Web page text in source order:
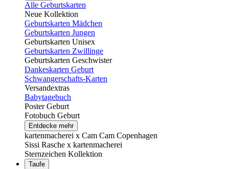
Alle Geburtskarten
Neue Kollektion
Geburtskarten Mädchen
Geburtskarten Jungen
Geburtskarten Unisex
Geburtskarten Zwillinge
Geburtskarten Geschwister
Dankeskarten Geburt
Schwangerschafts-Karten
Versandextras
Babytagebuch
Poster Geburt
Fotobuch Geburt
Entdecke mehr
kartenmacherei x Cam Cam Copenhagen
Sissi Rasche x kartenmacherei
Sternzeichen Kollektion
Taufe